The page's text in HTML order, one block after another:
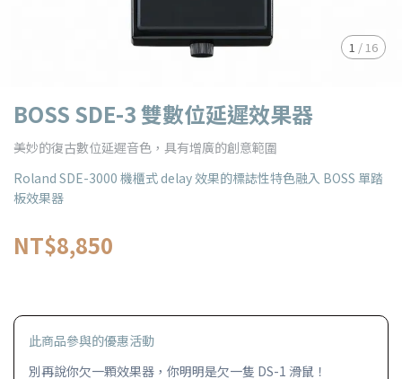
1 / 16
BOSS SDE-3 雙數位延遲效果器
美妙的復古數位延遲音色，具有增廣的創意範圍
Roland SDE-3000 機櫃式 delay 效果的標誌性特色融入 BOSS 單踏
板效果器
NT$8,850
此商品參與的優惠活動
別再說你欠一顆效果器，你明明是欠一隻 DS-1 滑鼠！